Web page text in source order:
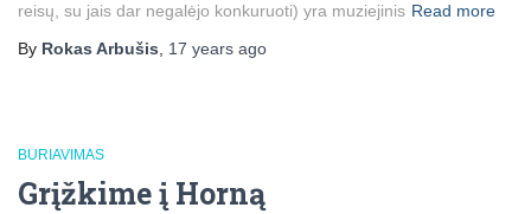
reisų, su jais dar negalėjo konkuruoti) yra muziejinis Read more
By Rokas Arbušis 17 years ago
BURIAVIMAS
Grįžkime į Horną